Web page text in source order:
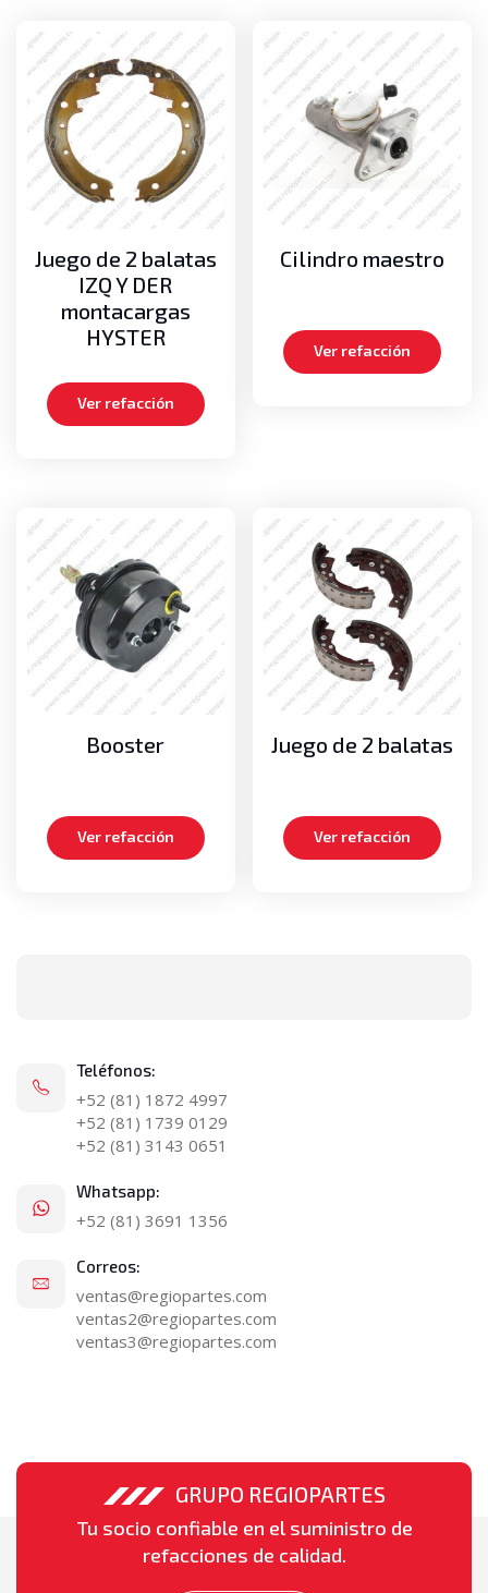
Juego de 2 balatas
IZQ Y DER
montacargas
HYSTER
Ver refacción
Cilindro maestro
Ver refacción
Booster
Ver refacción
Juego de 2 balatas
Ver refacción
Teléfonos:
+52 (81) 1872 4997
+52 (81) 1739 0129
+52 (81) 3143 0651
Whatsapp:
+52 (81) 3691 1356
Correos:
ventas@regiopartes.com
ventas2@regiopartes.com
ventas3@regiopartes.com
GRUPO REGIOPARTES
Tu socio confiable en el suministro de
refacciones de calidad.